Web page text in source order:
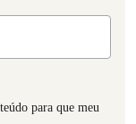
para que meu